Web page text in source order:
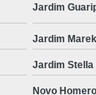
Jardim
Jardim Marek
Jardim Stella
Novo